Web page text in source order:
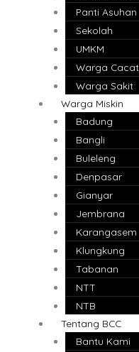
Panti Asuhan
Sekolah
UMKM
Warga Cacat
Warga Sakit
Warga Miskin
Badung
Bangli
Buleleng
Denpasar
Gianyar
Jembrana
Karangasem
Klungkung
Tabanan
NTT
NTB
Tentang BCC
Bantu Kami